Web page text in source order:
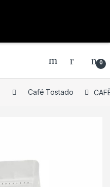
0
Café Tostado